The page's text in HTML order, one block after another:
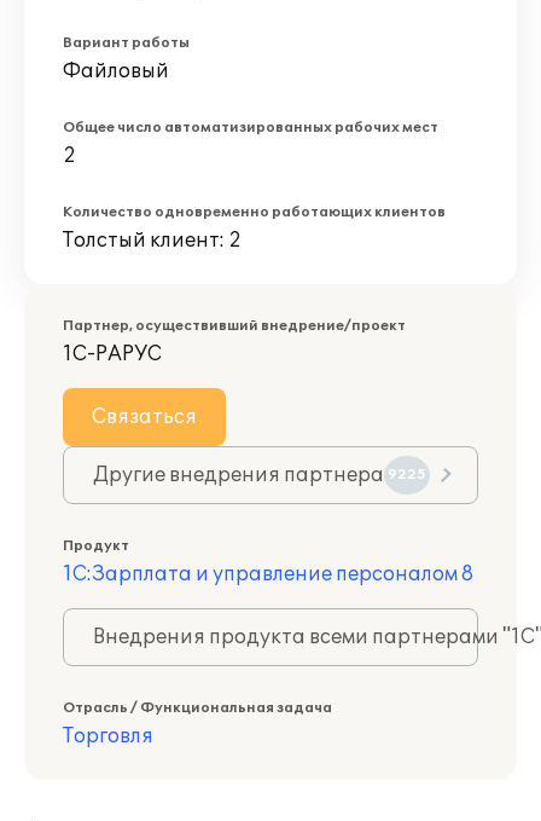
Вариант работы
Файловый
Общее число автоматизированных рабочих мест
2
Количество одновременно работающих клиентов
Толстый клиент: 2
Партнер, осуществивший внедрение/проект
1С-РАРУС
Связаться
Другие внедрения партнера 9225
Продукт
1С:Зарплата и управление персоналом 8
Внедрения продукта всеми партнерами
Отрасль / Функциональная задача
Торговля